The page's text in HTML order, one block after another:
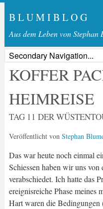
B L U M I B L O G
Aus dem Leben von Stephan
KOFFER
HEIMREISE
TAG 11 DER
Veröffentlicht von Stephan
Das war heute noch einmal
Schiessen haben wir uns
verabschiedet. Ich hatte das
ereignisreiche Phase meines
Hart waren die